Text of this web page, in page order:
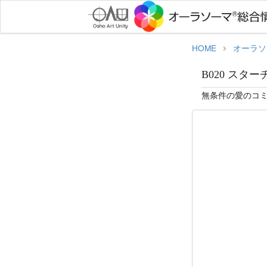
HOME オーラ
B020 スター
無条件の愛のコ